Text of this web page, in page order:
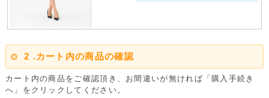
2 .カート内の商品の確認
カート内の商品をご確認頂き、お間違いが無ければ「購入手続き
へ」をクリックしてください。